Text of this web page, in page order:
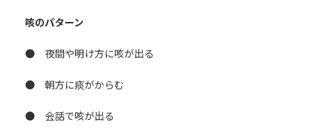
咳のパターン
● 夜間や明け方に咳が出る
● 朝方に痰がからむ
● 会話で咳が出る